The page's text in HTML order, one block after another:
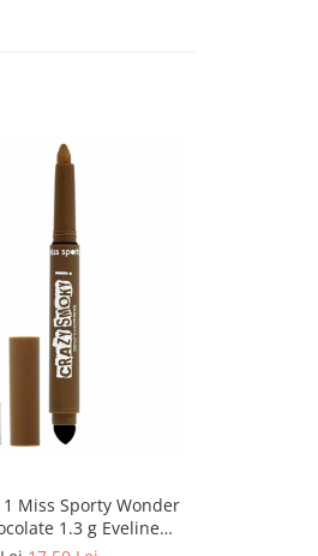
Miss Sporty Wonder
1.3 g Eveline